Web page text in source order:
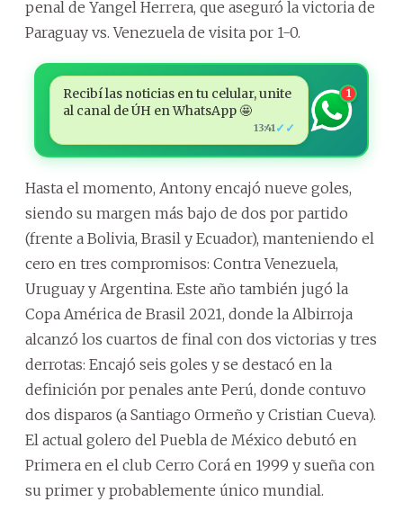
penal de Yangel Herrera, que aseguró la victoria de
Paraguay vs. Venezuela de visita por 1-0.
Recibí las noticias en tu celular, unite
al canal de ÚH en WhatsApp 🤩
13:41✓✓
1
Hasta el momento, Antony encajó nueve goles,
siendo su margen más bajo de dos por partido
(frente a Bolivia, Brasil y Ecuador), manteniendo el
cero en tres compromisos: Contra Venezuela,
Uruguay y Argentina. Este año también jugó la
Copa América de Brasil 2021, donde la Albirroja
alcanzó los cuartos de final con dos victorias y tres
derrotas: Encajó seis goles y se destacó en la
definición por penales ante Perú, donde contuvo
dos disparos (a Santiago Ormeño y Cristian Cueva).
El actual golero del Puebla de México debutó en
Primera en el club Cerro Corá en 1999 y sueña con
su primer y probablemente único mundial.